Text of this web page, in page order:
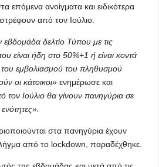
επόμενα ανοίγματα και ειδικότερα
από τον Ιούλιο.
δελτίο Τύπου με τις
είναι ήδη στο 50%+1 ή είναι κοντά
εμβολιασμού του πληθυσμού
οι κάτοικοι» ενημέρωσε και
τον Ιούλιο θα γίνουν πανηγύρια σε
στα πανηγύρια έχουν
από το lockdown, παραδέχθηκε.